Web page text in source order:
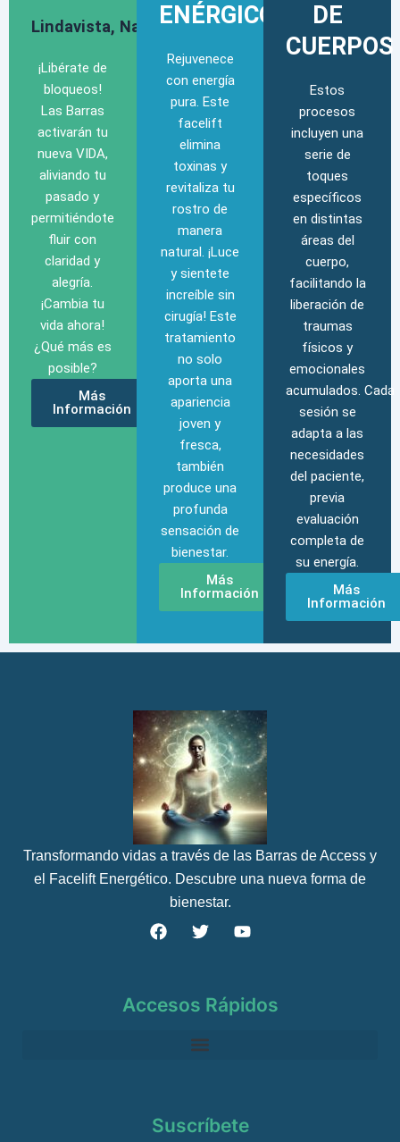
Lindavista, Narvarte,Coyoacán.
¡Libérate de
bloqueos!
Las Barras
activarán tu
nueva VIDA,
aliviando tu
pasado y
permitiéndote
fluir con
claridad y
alegría.
¡Cambia tu
vida ahora!
¿Qué más es
posible?
Más
Información
ENÉRGICO
Rejuvenece
con energía
pura. Este
facelift
elimina
toxinas y
revitaliza tu
rostro de
manera
natural. ¡Luce
y sientete
increíble sin
cirugía! Este
tratamiento
no solo
aporta una
apariencia
joven y
fresca,
también
produce una
profunda
sensación de
bienestar.
Más
Información
DE
CUERPOS
Estos
procesos
incluyen una
serie de
toques
específicos
en distintas
áreas del
cuerpo,
facilitando la
liberación de
traumas
físicos y
emocionales
acumulados.Cada
sesión se
adapta a las
necesidades
del paciente,
previa
evaluación
completa de
su energía.
Más
Información
Transformando vidas a través de las Barras de Access y
el Facelift Energético. Descubre una nueva forma de
bienestar.
F
a
o
T
w
e
Y
o
b
Accesos Rápidos
Suscríbete